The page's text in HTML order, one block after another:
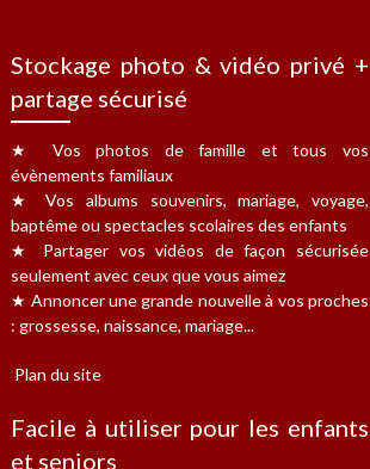
Stockage photo & vidéo privé +
partage sécurisé
★ Vos photos de famille et tous vos
évènements familiaux
★ Vos albums souvenirs, mariage, voyage,
baptême ou spectacles scolaires des enfants
★ Partager vos vidéos de façon sécurisée
seulement avec ceux que vous aimez
★ Annoncer une grande nouvelle à vos proches
: grossesse, naissance, mariage...
Plan du site
Facile à utiliser pour les enfants
et seniors